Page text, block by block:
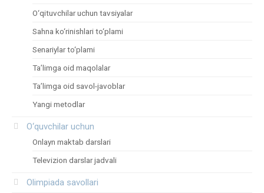
O‘qituvchilar uchun tavsiyalar
Sahna ko‘rinishlari to‘plami
Senariylar to‘plami
Ta’limga oid maqolalar
Ta’limga oid savol-javoblar
Yangi metodlar
O‘quvchilar uchun
Onlayn maktab darslari
Televizion darslar jadvali
Olimpiada savollari